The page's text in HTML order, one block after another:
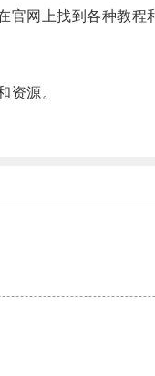
网上找到各种教程
源。